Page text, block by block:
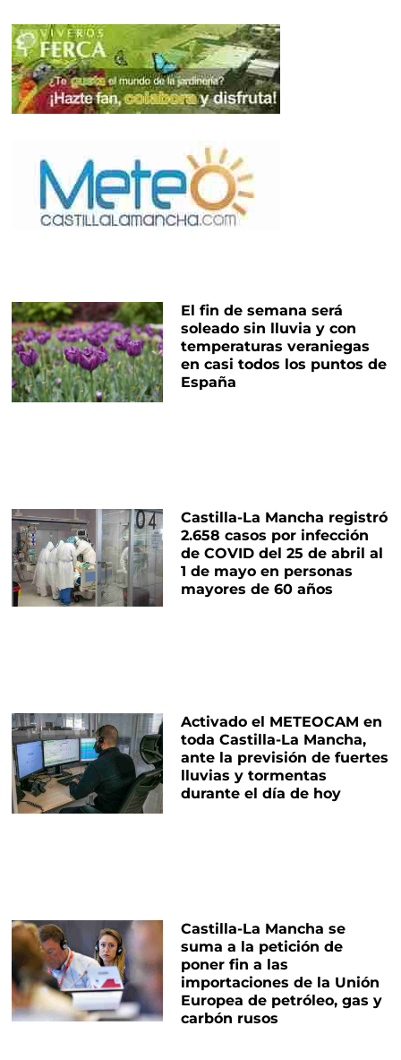
El fin de semana será
soleado sin lluvia y con
temperaturas veraniegas
en casi todos los puntos de
España
Castilla-La Mancha registró
2.658 casos por infección
de COVID del 25 de abril al
1 de mayo en personas
mayores de 60 años
Activado el METEOCAM en
toda Castilla-La Mancha,
ante la previsión de fuertes
lluvias y tormentas
durante el día de hoy
Castilla-La Mancha se
suma a la petición de
poner fin a las
importaciones de la Unión
Europea de petróleo, gas y
carbón rusos